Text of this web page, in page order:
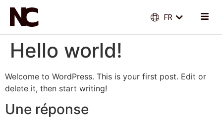
FR
EN
Hello world!
Welcome to WordPress. This is your first post. Edit or
delete it, then start writing!
Une réponse